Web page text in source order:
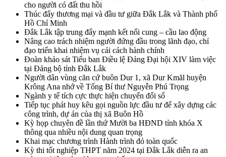
cho người có đất thu hồi
Thúc đẩy thương mại và đầu tư giữa Đắk Lắk và Thành phố
Hồ Chí Minh
Đắk Lắk tập trung đẩy mạnh kết nối cung – cầu lao động
Nâng cao trách nhiệm người đứng đầu trong lãnh đạo, chỉ
đạo triển khai nhiệm vụ cải cách hành chính
Đoàn khảo sát Tiểu ban Điều lệ Đảng Đại hội XIV làm việc
tại Đảng bộ tỉnh Đắk Lắk
Người dân vùng căn cứ buôn Dur 1, xã Dur Kmăl huyện
Krông Ana nhớ về Tổng Bí thư Nguyễn Phú Trọng
Ngành y tế tích cực thực hiện chuyển đổi số
Tiếp tục phát huy kêu gọi nguồn lực đầu tư để xây dựng các
công trình, dự án của thị xã Buôn Hồ
Kỳ họp chuyên đề lần thứ Mười ba HĐND tỉnh khóa X
thông qua nhiều nội dung quan trọng
Khai mạc chương trình Hành trình đỏ toàn quốc
Kỳ thi tốt nghiệp THPT năm 2024 tại Đắk Lắk diễn ra an